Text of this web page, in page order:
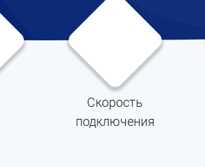
Скорость
подключения